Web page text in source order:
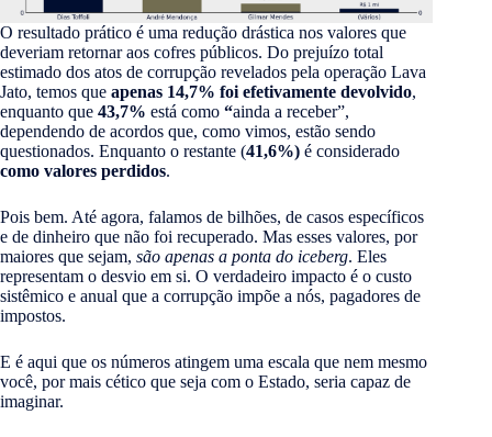
O resultado prático é uma redução drástica nos valores que
deveriam retornar aos cofres públicos. Do prejuízo total
estimado dos atos de corrupção revelados pela operação Lava
Jato, temos que apenas 14,7% foi efetivamente devolvido,
enquanto que 43,7% está como “ainda a receber”,
dependendo de acordos que, como vimos, estão sendo
questionados. Enquanto o restante (41,6%) é considerado
como valores perdidos.
Pois bem. Até agora, falamos de bilhões, de casos específicos
e de dinheiro que não foi recuperado. Mas esses valores, por
maiores que sejam, são apenas a ponta do iceberg. Eles
representam o desvio em si. O verdadeiro impacto é o custo
sistêmico e anual que a corrupção impõe a nós, pagadores de
impostos.
E é aqui que os números atingem uma escala que nem mesmo
você, por mais cético que seja com o Estado, seria capaz de
imaginar.